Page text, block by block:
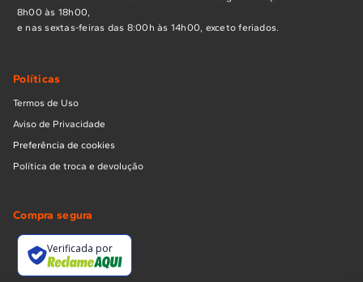
8h00 às 18h00,
e nas sextas-feiras das 8:00h às 14h00, exceto feriados.
Políticas
Termos de Uso
Aviso de Privacidade
Preferência de cookies
Política de troca e devolução
Compra segura
Verificada por